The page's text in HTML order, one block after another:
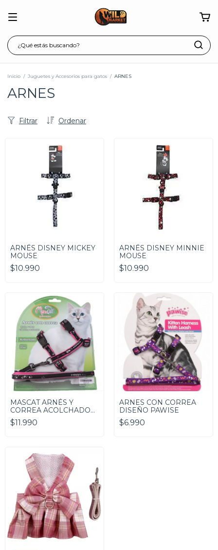
Inicio / Juguetes y Accesorios para gatos / ARNES
ARNES
Ordenar
Filtrar
ARNÉS DISNEY MICKEY
MOUSE
$10.990
ARNÉS DISNEY MINNIE
MOUSE
$10.990
MASCAT ARNÉS Y
CORREA ACOLCHADO
REFLECTANTE
$11.990
ARNES CON CORREA
DISEÑO PAWISE
$6.990